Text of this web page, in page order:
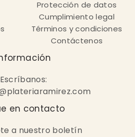
Protección de datos
Cumplimiento legal
Términos y condiciones
Contáctenos
Escríbanos:
en contacto
a nuestro boletín